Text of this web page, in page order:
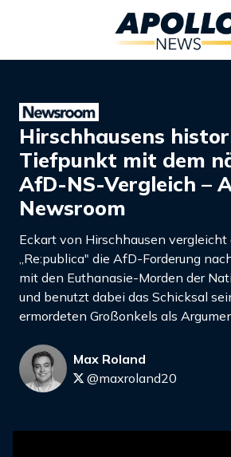
Hirschhausens
Tiefpunkt mit dem
AfD-NS-Vergleich –
Newsroom
Eckart von Hirschhausen vergleicht
„Re:publica" die AfD-Forderung
mit den Euthanasie-Morden der
und benutzt dabei das Schicksal
ermordeten Großonkels als
Max Roland
@maxroland20